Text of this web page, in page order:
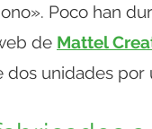
Poco han
de Mattel
dos unidades por